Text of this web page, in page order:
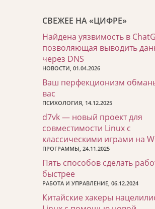
СВЕЖЕЕ НА «ЦИФРЕ»
Найдена уязвимость в
позволяющая выводить
через DNS
НОВОСТИ, 01.04.2026
Ваш перфекционизм
вас
ПСИХОЛОГИЯ, 14.12.2025
d7vk — новый проект для
совместимости Linux с
классическими играми на
ПРОГРАММЫ, 24.11.2025
Пять способов сделать
быстрее
РАБОТА И УПРАВЛЕНИЕ, 06.12.2024
Китайские хакеры